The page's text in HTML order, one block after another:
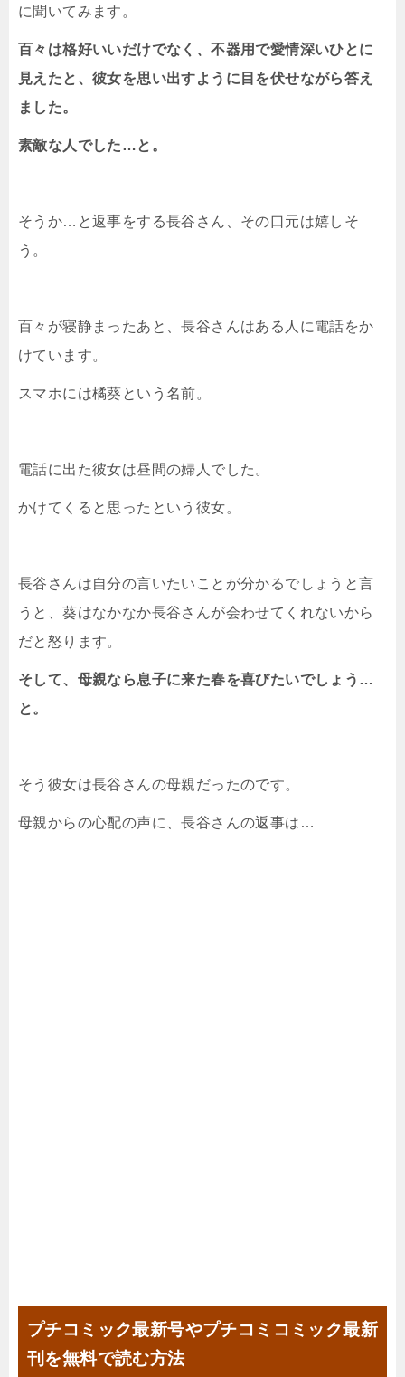
に聞いてみます。
百々は格好いいだけでなく、不器用で愛情深いひとに
見えたと、彼女を思い出すように目を伏せながら答え
ました。
素敵な人でした…と。
そうか…と返事をする長谷さん、その口元は嬉しそ
う。
百々が寝静まったあと、長谷さんはある人に電話をか
けています。
スマホには橘葵という名前。
電話に出た彼女は昼間の婦人でした。
かけてくると思ったという彼女。
長谷さんは自分の言いたいことが分かるでしょうと言
うと、葵はなかなか長谷さんが会わせてくれないから
だと怒ります。
そして、母親なら息子に来た春を喜びたいでしょう…
と。
そう彼女は長谷さんの母親だったのです。
母親からの心配の声に、長谷さんの返事は…
プチコミック最新号やプチコミコミック最新
刊を無料で読む方法